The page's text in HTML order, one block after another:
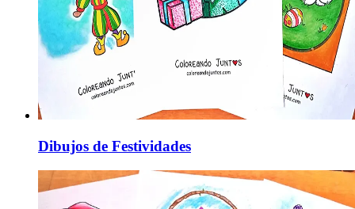
Dibujos de Festividades